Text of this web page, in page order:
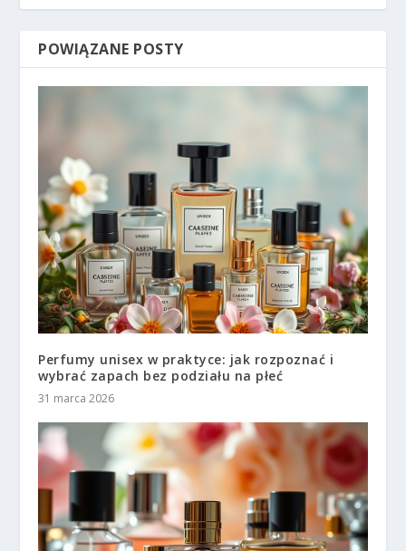
POWIĄZANE POSTY
Perfumy unisex w praktyce: jak rozpoznać i
wybrać zapach bez podziału na płeć
31 marca 2026